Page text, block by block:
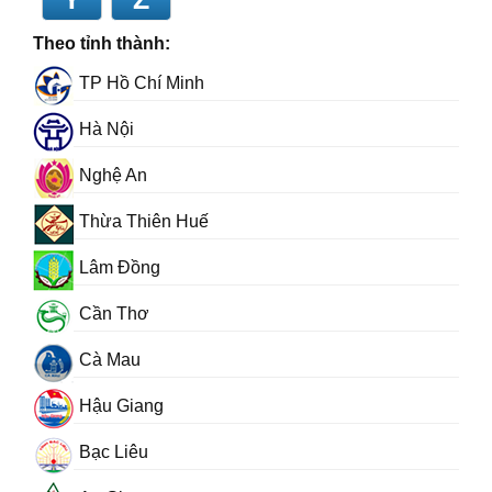
Theo tỉnh thành:
TP Hồ Chí Minh
Hà Nội
Nghệ An
Thừa Thiên Huế
Lâm Đồng
Cần Thơ
Cà Mau
Hậu Giang
Bạc Liêu